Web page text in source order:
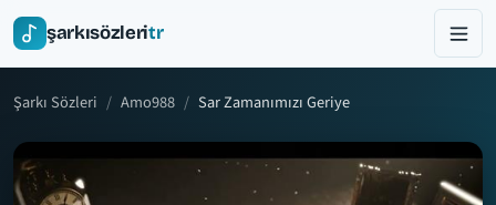
şarkısözleritr
Şarkı Sözleri Amo988 Sar Zamanımızı Geriye